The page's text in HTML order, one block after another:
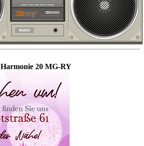
Harmonie 20 MG-RY